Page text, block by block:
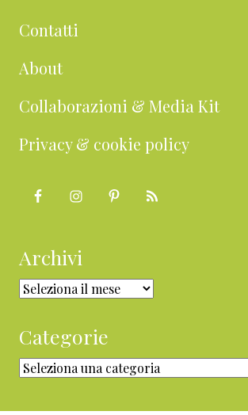
Contatti
About
Collaborazioni & Media Kit
Privacy & cookie policy
Archivi
Archivi
Categorie
Categorie